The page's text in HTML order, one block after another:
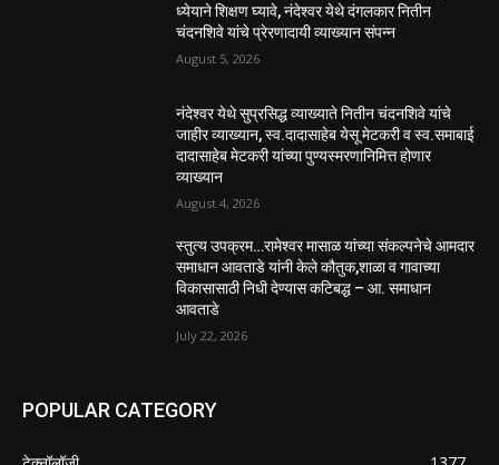
ध्येयाने शिक्षण घ्यावे, नंदेश्वर येथे दंगलकार नितीन
चंदनशिवे यांचे प्रेरणादायी व्याख्यान संपन्न
August 5, 2026
नंदेश्वर येथे सुप्रसिद्ध व्याख्याते नितीन चंदनशिवे यांचे
जाहीर व्याख्यान, स्व.दादासाहेब येसू मेटकरी व स्व.समाबाई
दादासाहेब मेटकरी यांच्या पुण्यस्मरणानिमित्त होणार
व्याख्यान
August 4, 2026
स्तुत्य उपक्रम…रामेश्वर मासाळ यांच्या संकल्पनेचे आमदार
समाधान आवताडे यांनी केले कौतुक,शाळा व गावाच्या
विकासासाठी निधी देण्यास कटिबद्ध – आ. समाधान
आवताडे
July 22, 2026
POPULAR CATEGORY